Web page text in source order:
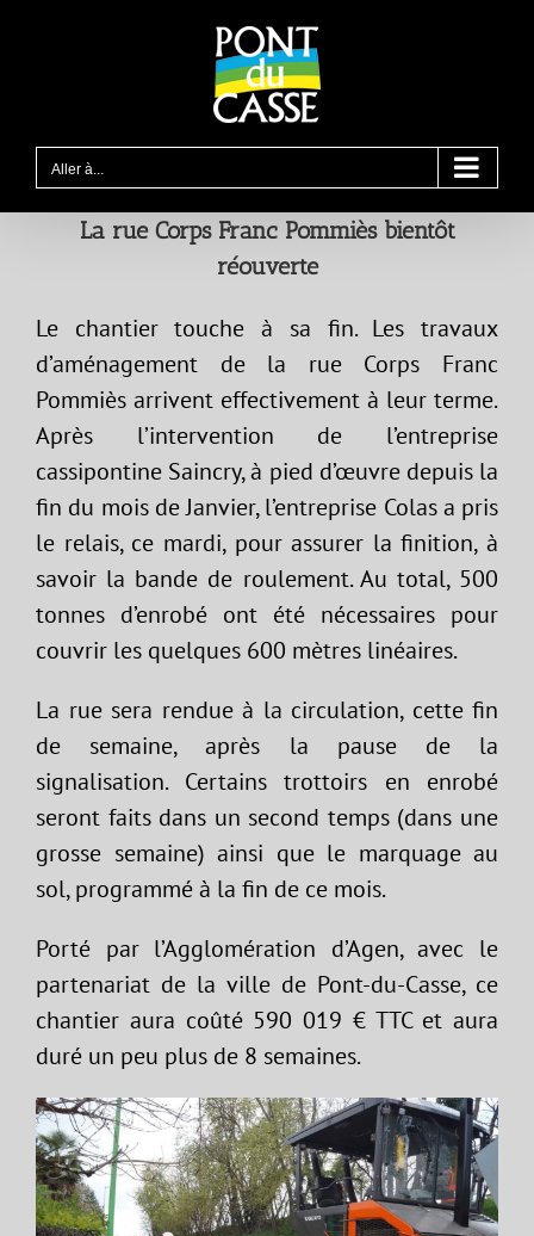
Aller à...
La rue Corps Franc Pommiès bientôt
réouverte
Le chantier touche à sa fin. Les travaux
d’aménagement de la rue Corps Franc
Pommiès arrivent effectivement à leur terme.
Après l’intervention de l’entreprise
cassipontine Saincry, à pied d’œuvre depuis la
fin du mois de Janvier, l’entreprise Colas a pris
le relais, ce mardi, pour assurer la finition, à
savoir la bande de roulement. Au total, 500
tonnes d’enrobé ont été nécessaires pour
couvrir les quelques 600 mètres linéaires.
La rue sera rendue à la circulation, cette fin
de semaine, après la pause de la
signalisation. Certains trottoirs en enrobé
seront faits dans un second temps (dans une
grosse semaine) ainsi que le marquage au
sol, programmé à la fin de ce mois.
Porté par l’Agglomération d’Agen, avec le
partenariat de la ville de Pont-du-Casse, ce
chantier aura coûté 590 019 € TTC et aura
duré un peu plus de 8 semaines.